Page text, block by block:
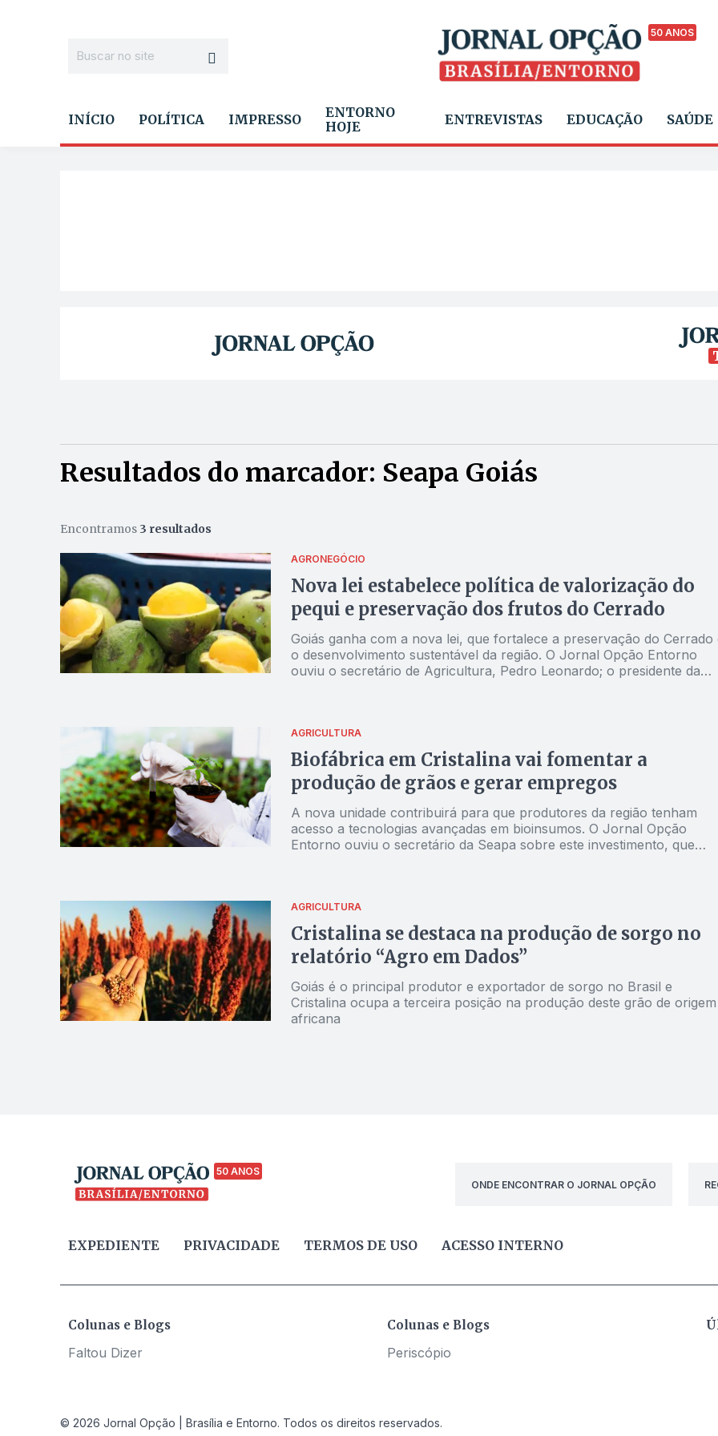
50 ANOS
INÍCIO POLÍTICA IMPRESSO
ENTORNO
HOJE
ENTREVISTAS EDUCAÇÃO SAÚDE
Resultados do marcador: Seapa Goiás
Encontramos 3 resultados
AGRONEGÓCIO
Nova lei estabelece política de valorização do
pequi e preservação dos frutos do Cerrado
Goiás ganha com a nova lei, que fortalece a preservação do Cerrado
o desenvolvimento sustentável da região. O Jornal Opção Entorno
ouviu o secretário de Agricultura, Pedro Leonardo; o presidente da
AGRICULTURA
Biofábrica em Cristalina vai fomentar a
produção de grãos e gerar empregos
A nova unidade contribuirá para que produtores da região tenham
acesso a tecnologias avançadas em bioinsumos. O Jornal Opção
Entorno ouviu o secretário da Seapa sobre este investimento, que
AGRICULTURA
Cristalina se destaca na produção de sorgo no
relatório “Agro em Dados”
Goiás é o principal produtor e exportador de sorgo no Brasil e
Cristalina ocupa a terceira posição na produção deste grão de origem
africana
50 ANOS
ONDE ENCONTRAR O JORNAL OPÇÃO
EXPEDIENTE PRIVACIDADE TERMOS DE USO ACESSO INTERNO
Colunas e Blogs
Faltou Dizer
Colunas e Blogs
Periscópio
© 2026 Jornal Opção | Brasília e Entorno. Todos os direitos reservados.